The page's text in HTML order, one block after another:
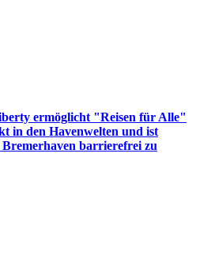
ermöglicht "Reisen für Alle"
in den Havenwelten und ist
barrierefrei zu